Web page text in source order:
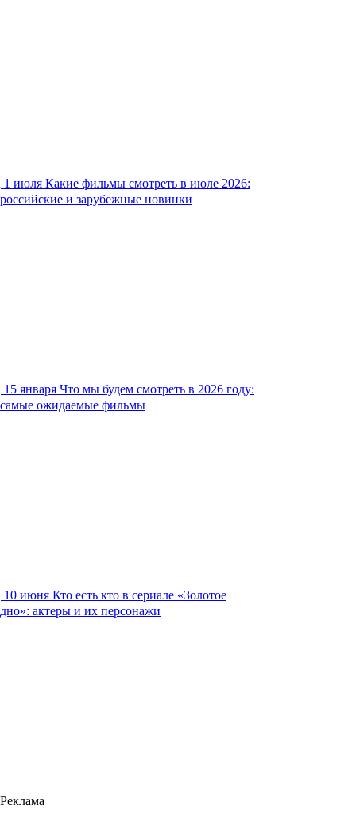
1 июля Какие фильмы смотреть в июле 2026:
российские и зарубежные новинки
15 января Что мы будем смотреть в 2026 году:
самые ожидаемые фильмы
10 июня Кто есть кто в сериале «Золотое
дно»: актеры и их персонажи
Реклама